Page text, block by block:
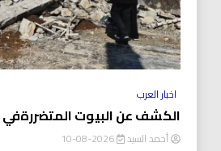
اخبار العرب
الكشف عن البيوت المتضررةفي
أحمد السيد 2026-08-10